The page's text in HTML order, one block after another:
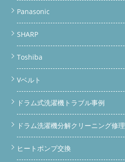
Panasonic
SHARP
Toshiba
Vベルト
ドラム式洗濯機トラブル事例
ドラム洗濯機分解クリーニング修理
ヒートポンプ交換